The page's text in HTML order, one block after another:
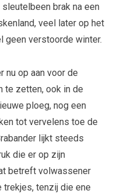
brak na een
veel later op het
geen verstoorde winter.
nu op aan voor de
te zetten, ook in de
ploeg, nog een
tot vervelens toe de
lijkt steeds
die er op zijn
betreft volwassener
trekjes, tenzij die ene